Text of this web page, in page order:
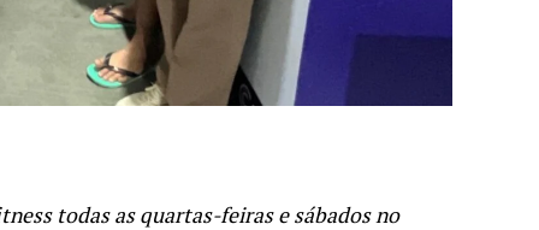
todas as quartas-feiras e sábados no